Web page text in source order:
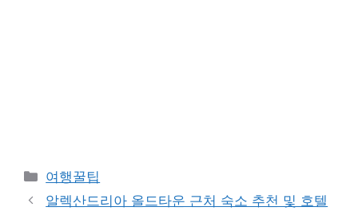
카
테
여행꿀팁
알렉산드리아 올드타운 근처 숙소 추천 및 호텔